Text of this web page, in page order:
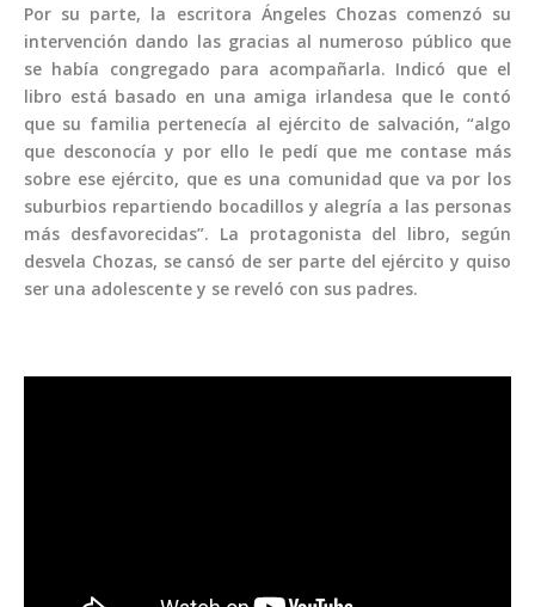
Por su parte, la escritora Ángeles Chozas comenzó su
intervención dando las gracias al numeroso público que
se había congregado para acompañarla. Indicó que el
libro está basado en una amiga irlandesa que le contó
que su familia pertenecía al ejército de salvación, “algo
que desconocía y por ello le pedí que me contase más
sobre ese ejército, que es una comunidad que va por los
suburbios repartiendo bocadillos y alegría a las personas
más desfavorecidas”. La protagonista del libro, según
desvela Chozas, se cansó de ser parte del ejército y quiso
ser una adolescente y se reveló con sus padres.